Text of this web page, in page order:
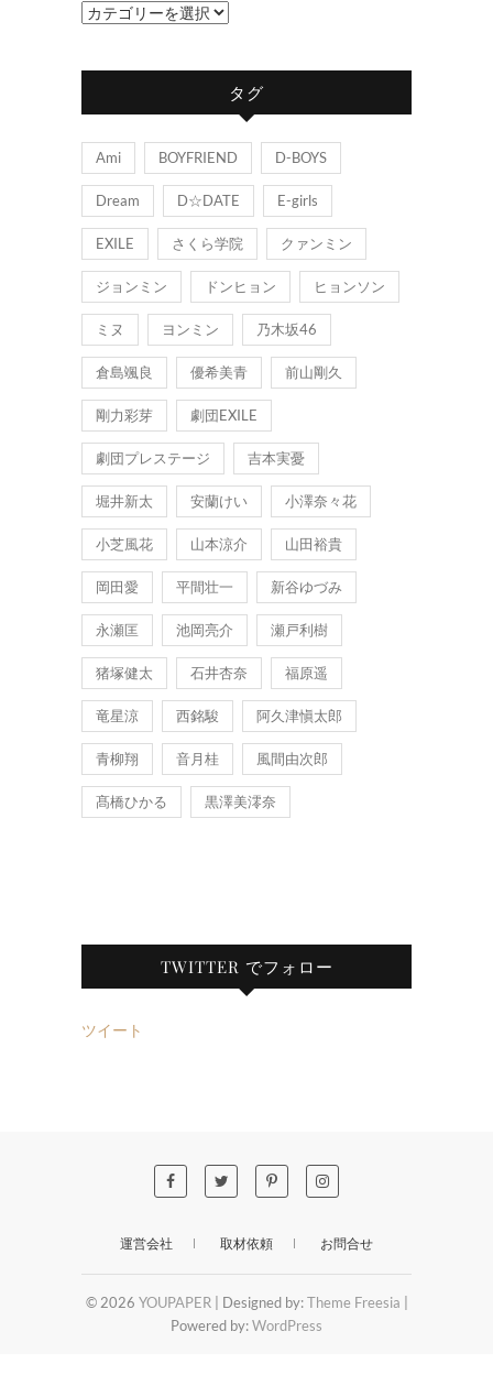
カ
ゴ
タグ
Ami BOYFRIEND D-BOYS
Dream D☆DATE E-girls
EXILE さくら学院 クァンミン
ジョンミン ドンヒョン ヒョンソン
ミヌ ヨンミン 乃木坂46
倉島颯良 優希美青 前山剛久
剛力彩芽 劇団EXILE
劇団プレステージ 吉本実憂
堀井新太 安蘭けい 小澤奈々花
小芝風花 山本涼介 山田裕貴
岡田愛 平間壮一 新谷ゆづみ
永瀬匡 池岡亮介 瀬戸利樹
猪塚健太 石井杏奈 福原遥
竜星涼 西銘駿 阿久津愼太郎
青柳翔 音月桂 風間由次郎
髙橋ひかる 黒澤美澪奈
TWITTER でフォロー
ツイート
運営会社 取材依頼 お問合せ
© 2026 YOUPAPER| Designed by:Theme Freesia
Powered by:WordPress